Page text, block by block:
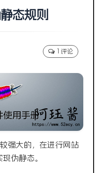
态规则
1 评论
强大的，在进行网站
伪静态。